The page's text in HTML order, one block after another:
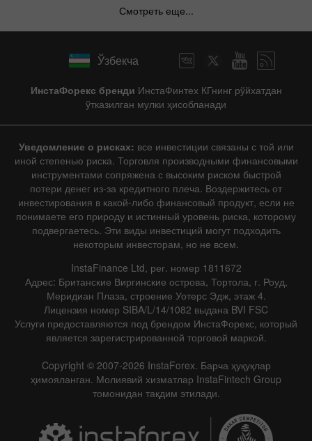
Смотреть еще...
Ўзбекча
ИнстаФорекс бренди ИнстаФинтех КГнинг рўйхатдан
ўтказилган мулки ҳисобланади
Уведомление о рисках: все инвестиции связаны с той или
иной степенью риска. Торговля производными финансовыми
инструментами сопряжена с высоким риском быстрой
потери денег из-за кредитного плеча. Воздержитесь от
инвестирования в какой-либо финансовый продукт, если не
понимаете его природу и истинный уровень риска, которому
подвергаетесь. Эти виды инвестиций могут подходить
некоторым инвесторам, но не всем.
InstaFinance Ltd, рег. номер 1811672
Адрес: Британские Виргинские острова, Тортола, г. Роуд,
Меридиан Плаза, строение Уотерс Эдж, этаж 4.
Лицензия номер SIBA/L/14/1082 выдана BVI FSC
Услуги предоставляются под брендом ИнстаФорекс, который
является зарегистрированной торговой маркой.
Copyright © 2007-2026 InstaForex. Барча ҳуқуқлар
ҳимояланган. Молиявий хизматлар InstaFintech Group
томонидан тақдим этилади.